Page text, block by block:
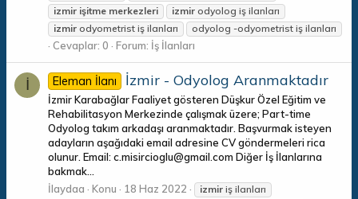
izmir işitme merkezleri izmir odyolog iş ilanları
izmir odyometrist iş ilanları odyolog -odyometrist iş ilanları
Cevaplar: 0 Forum: İş İlanları
İ Eleman İlanı İzmir - Odyolog Aranmaktadır
İzmir Karabağlar Faaliyet gösteren Düşkur Özel Eğitim ve
Rehabilitasyon Merkezinde çalışmak üzere; Part-time
Odyolog takım arkadaşı aranmaktadır. Başvurmak isteyen
adayların aşağıdaki email adresine CV göndermeleri rica
olunur. Email: c.misircioglu@gmail.com Diğer İş İlanlarına
bakmak...
İlaydaa
Konu 18 Haz 2022 izmir iş ilanları